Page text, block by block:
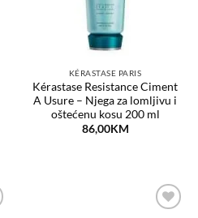
KÉRASTASE PARIS
Kérastase Resistance Ciment
A Usure – Njega za lomljivu i
oštećenu kosu 200 ml
86,00KM